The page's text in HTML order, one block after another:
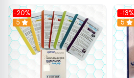
-20%
5
-13%
Hot
5